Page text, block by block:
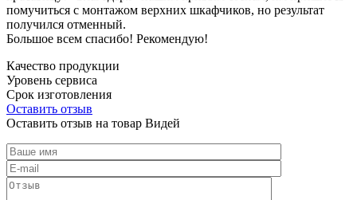
помучиться с монтажом верхних шкафчиков, но результат
получился отменный.
Большое всем спасибо! Рекомендую!
Качество продукции
Уровень сервиса
Срок изготовления
Оставить отзыв
Оставить отзыв на товар Видей